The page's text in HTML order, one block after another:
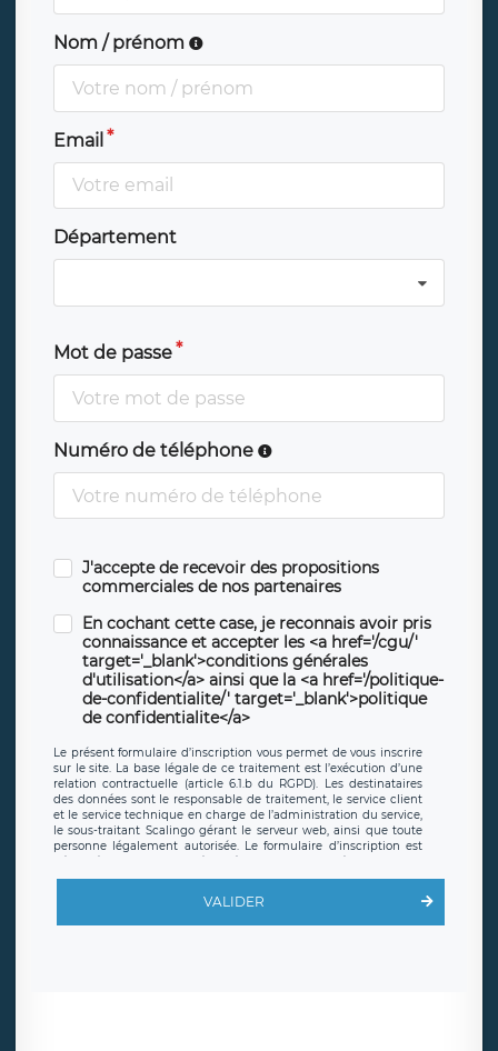
Nom / prénom
Email
Département
Mot de passe
Numéro de téléphone
J'accepte de recevoir des propositions
commerciales de nos partenaires
En cochant cette case, je reconnais avoir pris
connaissance et accepter les <a href='/cgu/'
target='_blank'>conditions générales
d'utilisation</a> ainsi que la <a href='/politique-
de-confidentialite/' target='_blank'>politique
de confidentialite</a>
Le présent formulaire d’inscription vous permet de vous inscrire
sur le site. La base légale de ce traitement est l’exécution d’une
relation contractuelle (article 6.1.b du RGPD). Les destinataires
des données sont le responsable de traitement, le service client
et le service technique en charge de l’administration du service,
le sous-traitant Scalingo gérant le serveur web, ainsi que toute
personne légalement autorisée. Le formulaire d’inscription est
offrant desclauses de protection conformes au RGPD. Les
en sollicite la suppression, étant entendu que vous pouvez
demander la suppression de vos données et retirer votre
VALIDER